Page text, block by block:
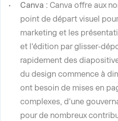
Canva : Canva offre aux
point de départ visuel
marketing et les
et l'édition par glisser-
rapidement des
du design commence à
ont besoin de mises en
complexes, d'une
pour de nombreux